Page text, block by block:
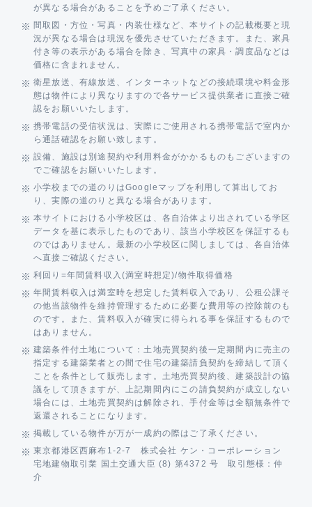
が異なる場合があることを予めご了承ください。
間取図・方位・写真・内装仕様など、本サイトの記載概要と現
況が異なる場合は現況を優先させていただきます。また、家具
付き等の表示がある場合を除き、写真中の家具・調度品などは
価格に含まれません。
衛星放送、有線放送、インターネットなどの接続環境や料金形
態は物件により異なりますので各サービス提供業者に直接ご確
認をお願いいたします。
携帯電話の受信状況は、実際にご使用される携帯電話で室内か
ら通話確認をお願い致します。
設備、施設は別途契約や利用料金がかかるものもございますの
でご確認をお願いいたします。
小学校までの道のりはGoogleマップを利用して算出してお
り、実際の道のりと異なる場合があります。
本サイトにおける小学校区は、各自治体より出されている学区
データを基に表示したものであり、該当小学校区を保証するも
のではありません。最新の小学校区に関しましては、各自治体
へ直接ご確認ください。
利回り=年間賃料収入(満室時想定)/物件取得価格
年間賃料収入は満室時を想定した賃料収入であり、公租公課そ
の他当該物件を維持管理するために必要な費用等の控除前のも
のです。また、賃料収入が確実に得られる事を保証するもので
はありません。
建築条件付土地について：土地売買契約後一定期間内に売主の
指定する建築業者との間で住宅の建築請負契約を締結して頂く
ことを条件として販売します。土地売買契約後、建築設計の協
議をして頂きますが、上記期間内にこの請負契約が成立しない
場合には、土地売買契約は解除され、手付金等は全額無条件で
返還されることになります。
掲載している物件が万が一成約の際はご了承ください。
東京都港区西麻布1-2-7 株式会社 ケン・コーポレーション
宅地建物取引業 国土交通大臣 (8) 第4372 号 取引態様：仲
介